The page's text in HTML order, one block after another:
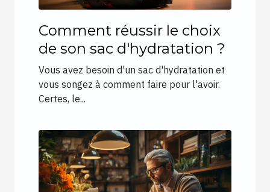
Comment réussir le choix
de son sac d'hydratation ?
Vous avez besoin d'un sac d'hydratation et
vous songez à comment faire pour l'avoir.
Certes, le...